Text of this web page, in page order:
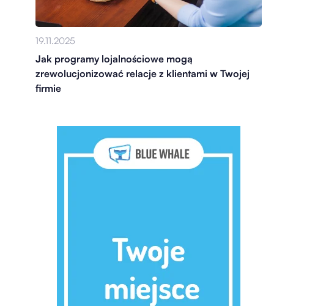
19.11.2025
Jak programy lojalnościowe mogą
zrewolucjonizować relacje z klientami w Twojej
firmie